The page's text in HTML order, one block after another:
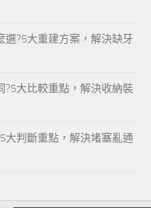
?5大重建方案，解決缺牙
?5大比較重點，解決收納裝
大判斷重點，解決堵塞亂通